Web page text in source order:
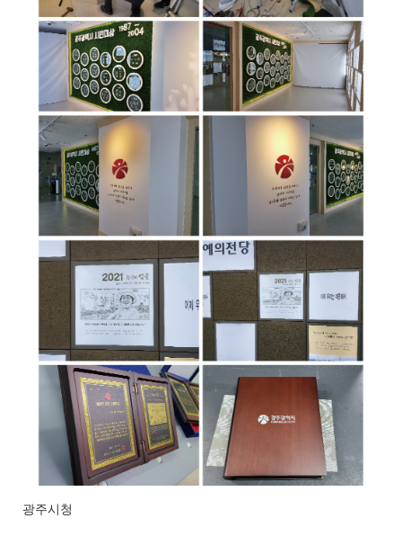
광주시청